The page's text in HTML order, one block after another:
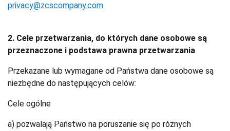
privacy@zcscompany.com
2. Cele przetwarzania, do których dane osobowe są
przeznaczone i podstawa prawna przetwarzania
Przekazane lub wymagane od Państwa dane osobowe są
niezbędne do następujących celów:
Cele ogólne
a) pozwalają Państwo na poruszanie się po różnych